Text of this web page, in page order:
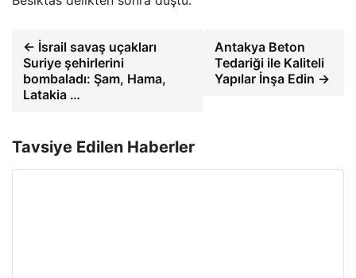
← İsrail savaş uçakları
Suriye şehirlerini
bombaladı: Şam, Hama,
Latakia …
Antakya Beton
Tedariği ile Kaliteli
Yapılar İnşa Edin →
Tavsiye Edilen Haberler